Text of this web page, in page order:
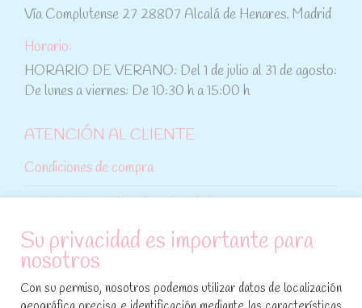
Vía Complutense 27 28807 Alcalá de Henares. Madrid
Horario:
HORARIO DE VERANO: Del 1 de julio al 31 de agosto:
De lunes a viernes: De 10:30 h a 15:00 h
ATENCIÓN AL CLIENTE
Condiciones de compra
Política de cookies
SÍGUENOS EN REDES SOCIALES
Su privacidad es importante para
nosotros
Con su permiso, nosotros podemos utilizar datos de localización